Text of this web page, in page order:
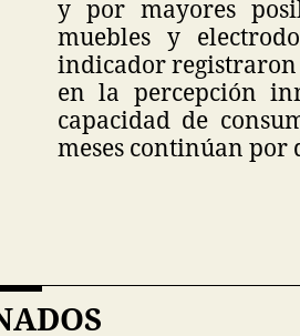
y por mayores
muebles y
indicador registraron
en la percepción
capacidad de
meses continúan por